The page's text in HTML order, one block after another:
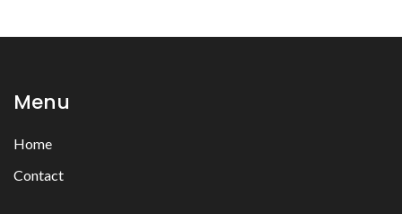
Menu
Home
Contact